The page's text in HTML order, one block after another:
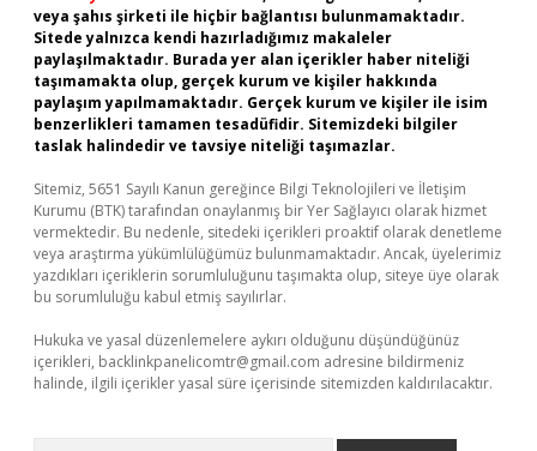
veya şahıs şirketi ile hiçbir bağlantısı bulunmamaktadır.
Sitede yalnızca kendi hazırladığımız makaleler
paylaşılmaktadır. Burada yer alan içerikler haber niteliği
taşımamakta olup, gerçek kurum ve kişiler hakkında
paylaşım yapılmamaktadır. Gerçek kurum ve kişiler ile isim
benzerlikleri tamamen tesadüfidir. Sitemizdeki bilgiler
taslak halindedir ve tavsiye niteliği taşımazlar.
Sitemiz, 5651 Sayılı Kanun gereğince Bilgi Teknolojileri ve İletişim
Kurumu (BTK) tarafından onaylanmış bir Yer Sağlayıcı olarak hizmet
vermektedir. Bu nedenle, sitedeki içerikleri proaktif olarak denetleme
veya araştırma yükümlülüğümüz bulunmamaktadır. Ancak, üyelerimiz
yazdıkları içeriklerin sorumluluğunu taşımakta olup, siteye üye olarak
bu sorumluluğu kabul etmiş sayılırlar.
Hukuka ve yasal düzenlemelere aykırı olduğunu düşündüğünüz
içerikleri, backlinkpanelicomtr@gmail.com adresine bildirmeniz
halinde, ilgili içerikler yasal süre içerisinde sitemizden kaldırılacaktır.